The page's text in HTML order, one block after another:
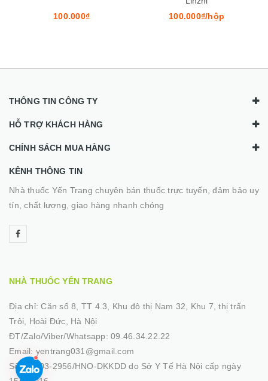
100.000₫/hộp
60.000₫/lọ
THÔNG TIN CÔNG TY
HỖ TRỢ KHÁCH HÀNG
CHÍNH SÁCH MUA HÀNG
KÊNH THÔNG TIN
Nhà thuốc Yến Trang chuyên bán thuốc trực tuyến, đảm bảo uy
tín, chất lượng, giao hàng nhanh chóng
NHÀ THUỐC YẾN TRANG
Địa chỉ:Căn số 8, TT 4.3, Khu đô thị Nam 32, Khu 7, thị trấn
Trôi, Hoài Đức, Hà Nội
ĐT/Zalo/Viber/Whatsapp: 09.46.34.22.22
Email: yentrang031@gmail.com
Số GP:03-2956/HNO-DKKDD do Sở Y Tế Hà Nội cấp ngày